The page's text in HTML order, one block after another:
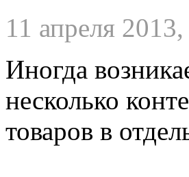
11 апреля
Иногда
несколько
товаров в